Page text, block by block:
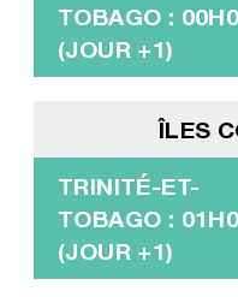
TOBAGO :
(JOUR +1)
ÎLES
TRINITÉ-ET-
TOBAGO :
(JOUR +1)